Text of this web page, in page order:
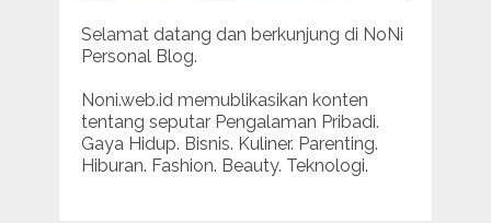
Selamat datang dan berkunjung di NoNi
Personal Blog.
Noni.web.id memublikasikan konten
tentang seputar Pengalaman Pribadi.
Gaya Hidup. Bisnis. Kuliner. Parenting.
Hiburan. Fashion. Beauty. Teknologi.